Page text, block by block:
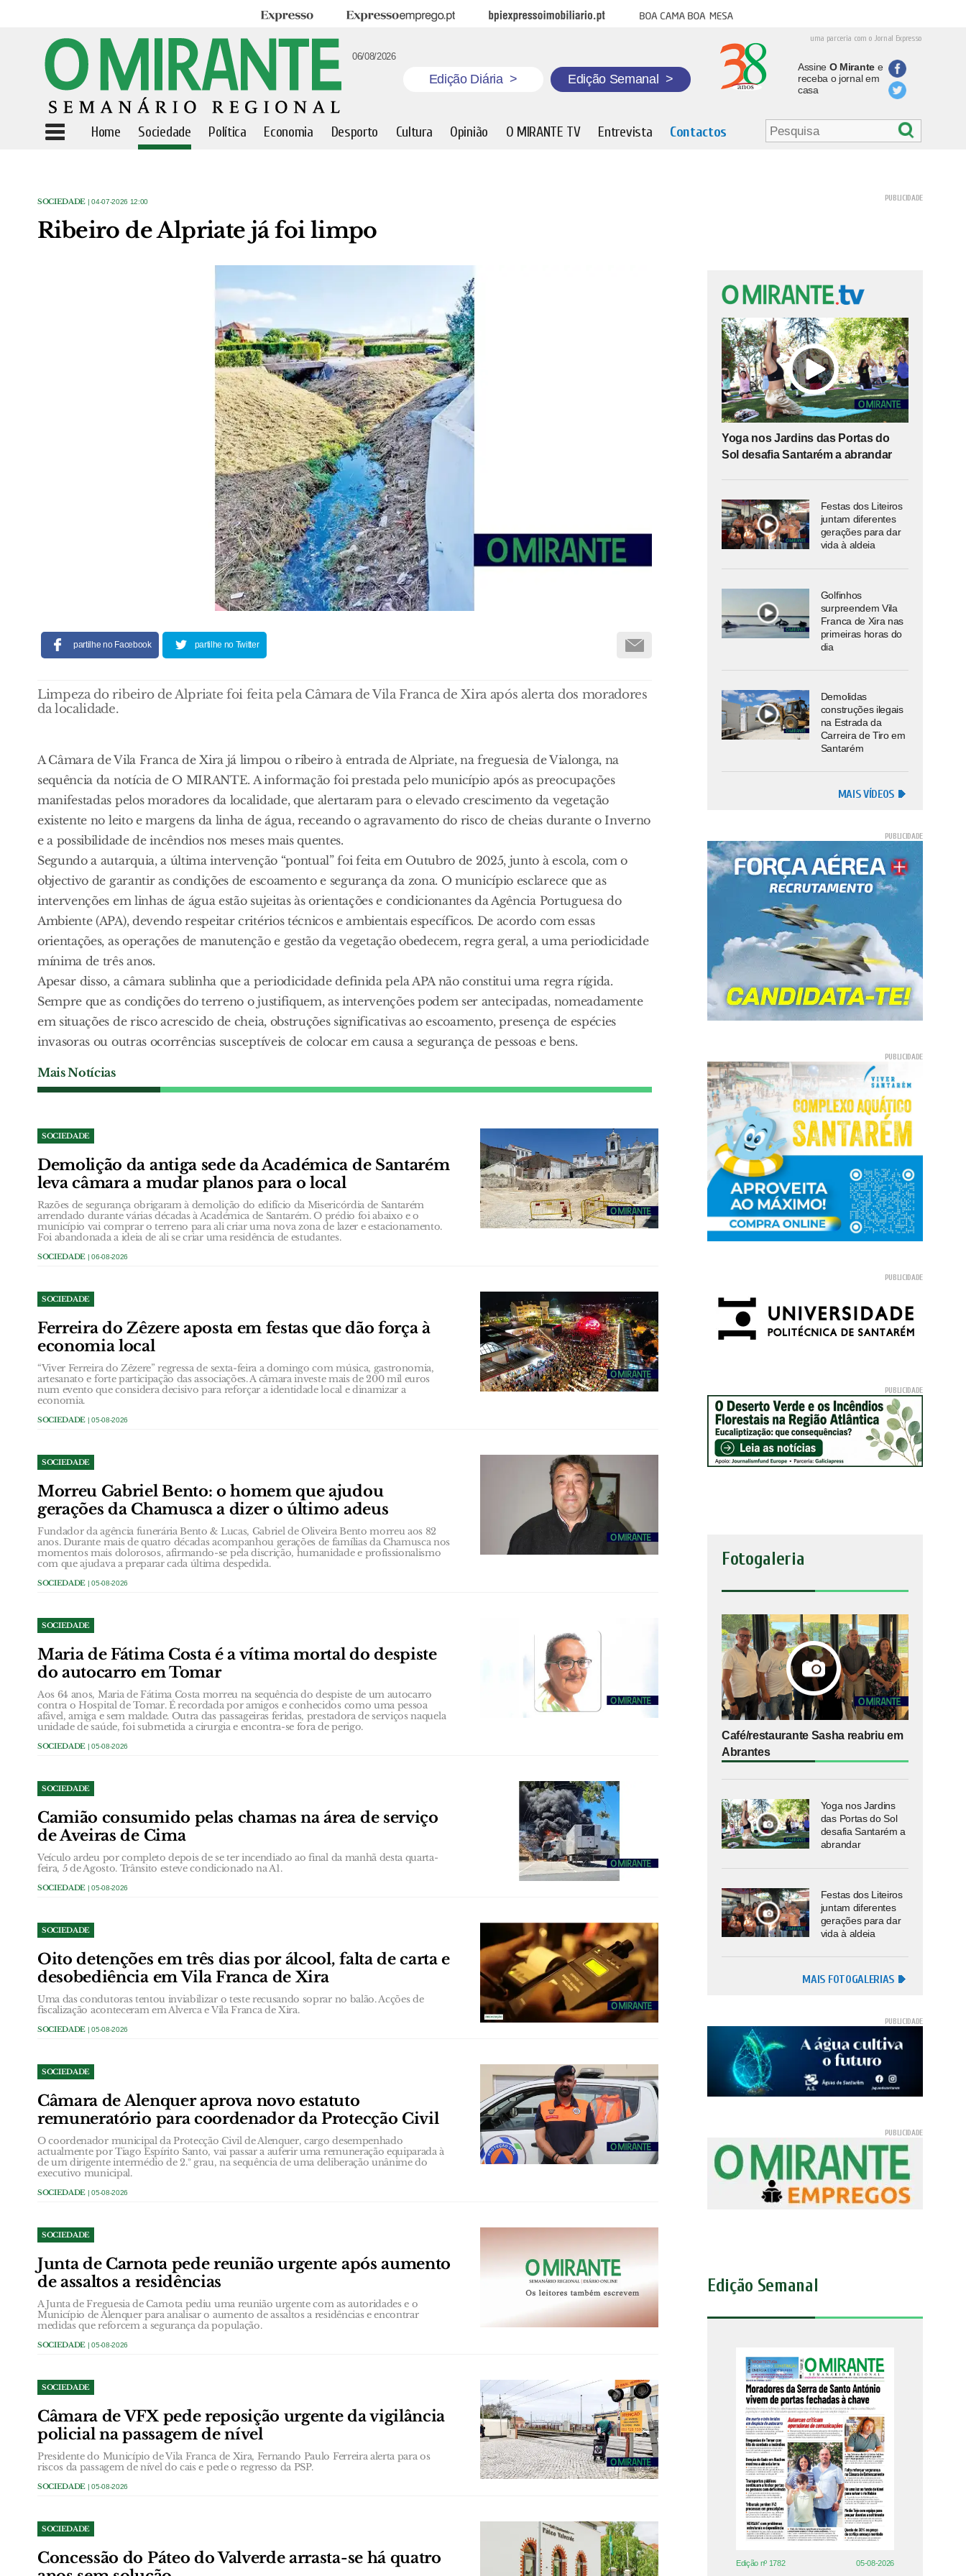
Expresso Expresso Emprego BPI Expresso Imobiliário Boa cama boa mesa
uma parceria com o Jornal Expresso
06/08/2026
Edição Diária > Edição Semanal >
Assine O Mirantee
receba o jornal em
casa
Home Sociedade Política Economia Desporto Cultura Opinião O MIRANTE TV Entrevista Contactos
SOCIEDADE | 04-07-2026 12:00
Ribeiro de Alpriate já foi limpo
partilhe no Facebook partilhe no Twitter
Limpeza do ribeiro de Alpriate foi feita pela Câmara de Vila Franca de Xira após alerta dos moradores
da localidade.
A Câmara de Vila Franca de Xira já limpou o ribeiro à entrada de Alpriate, na freguesia de Vialonga, na
sequência da notícia de O MIRANTE. A informação foi prestada pelo município após as preocupações
manifestadas pelos moradores da localidade, que alertaram para o elevado crescimento da vegetação
existente no leito e margens da linha de água, receando o agravamento do risco de cheias durante o Inverno
e a possibilidade de incêndios nos meses mais quentes.
Segundo a autarquia, a última intervenção “pontual” foi feita em Outubro de 2025, junto à escola, com o
objectivo de garantir as condições de escoamento e segurança da zona. O município esclarece que as
intervenções em linhas de água estão sujeitas às orientações e condicionantes da Agência Portuguesa do
Ambiente (APA), devendo respeitar critérios técnicos e ambientais específicos. De acordo com essas
orientações, as operações de manutenção e gestão da vegetação obedecem, regra geral, a uma periodicidade
mínima de três anos.
Apesar disso, a câmara sublinha que a periodicidade definida pela APA não constitui uma regra rígida.
Sempre que as condições do terreno o justifiquem, as intervenções podem ser antecipadas, nomeadamente
em situações de risco acrescido de cheia, obstruções significativas ao escoamento, presença de espécies
invasoras ou outras ocorrências susceptíveis de colocar em causa a segurança de pessoas e bens.
Mais Notícias
SOCIEDADE
Demolição da antiga sede da Académica de Santarém
leva câmara a mudar planos para o local
Razões de segurança obrigaram à demolição do edifício da Misericórdia de Santarém
arrendado durante várias décadas à Académica de Santarém. O prédio foi abaixo e o
município vai comprar o terreno para ali criar uma nova zona de lazer e estacionamento.
Foi abandonada a ideia de ali se criar uma residência de estudantes.
SOCIEDADE | 06-08-2026
SOCIEDADE
Ferreira do Zêzere aposta em festas que dão força à
economia local
“Viver Ferreira do Zêzere” regressa de sexta-feira a domingo com música, gastronomia,
artesanato e forte participação das associações. A câmara investe mais de 200 mil euros
num evento que considera decisivo para reforçar a identidade local e dinamizar a
economia.
SOCIEDADE | 05-08-2026
SOCIEDADE
Morreu Gabriel Bento: o homem que ajudou
gerações da Chamusca a dizer o último adeus
Fundador da agência funerária Bento & Lucas, Gabriel de Oliveira Bento morreu aos 82
anos. Durante mais de quatro décadas acompanhou gerações de famílias da Chamusca nos
momentos mais dolorosos, afirmando-se pela discrição, humanidade e profissionalismo
com que ajudava a preparar cada última despedida.
SOCIEDADE | 05-08-2026
SOCIEDADE
Maria de Fátima Costa é a vítima mortal do despiste
do autocarro em Tomar
Aos 64 anos, Maria de Fátima Costa morreu na sequência do despiste de um autocarro
contra o Hospital de Tomar. É recordada por amigos e conhecidos como uma pessoa
afável, amiga e sem maldade. Outra das passageiras feridas, prestadora de serviços naquela
unidade de saúde, foi submetida a cirurgia e encontra-se fora de perigo.
SOCIEDADE | 05-08-2026
SOCIEDADE
Camião consumido pelas chamas na área de serviço
de Aveiras de Cima
Veículo ardeu por completo depois de se ter incendiado ao final da manhã desta quarta-
feira, 5 de Agosto. Trânsito esteve condicionado na A1.
SOCIEDADE | 05-08-2026
SOCIEDADE
Oito detenções em três dias por álcool, falta de carta e
desobediência em Vila Franca de Xira
Uma das condutoras tentou inviabilizar o teste recusando soprar no balão. Acções de
fiscalização aconteceram em Alverca e Vila Franca de Xira.
SOCIEDADE | 05-08-2026
SOCIEDADE
Câmara de Alenquer aprova novo estatuto
remuneratório para coordenador da Protecção Civil
O coordenador municipal da Protecção Civil de Alenquer, cargo desempenhado
actualmente por Tiago Espírito Santo, vai passar a auferir uma remuneração equiparada à
de um dirigente intermédio de 2.º grau, na sequência de uma deliberação unânime do
executivo municipal.
SOCIEDADE | 05-08-2026
SOCIEDADE
Junta de Carnota pede reunião urgente após aumento
de assaltos a residências
A Junta de Freguesia de Carnota pediu uma reunião urgente com as autoridades e o
Município de Alenquer para analisar o aumento de assaltos a residências e encontrar
medidas que reforcem a segurança da população.
SOCIEDADE | 05-08-2026
SOCIEDADE
Câmara de VFX pede reposição urgente da vigilância
policial na passagem de nível
Presidente do Município de Vila Franca de Xira, Fernando Paulo Ferreira alerta para os
riscos da passagem de nível do cais e pede o regresso da PSP.
SOCIEDADE | 05-08-2026
SOCIEDADE
Concessão do Páteo do Valverde arrasta-se há quatro
Yoga nos Jardins das Portas do
Sol desafia Santarém a abrandar
Festas dos Liteiros
juntam diferentes
gerações para dar
vida à aldeia
Golfinhos
surpreendem Vila
Franca de Xira nas
primeiras horas do
dia
Demolidas
construções ilegais
na Estrada da
Carreira de Tiro em
Santarém
MAIS VÍDEOS
Fotogaleria
Café/restaurante Sasha reabriu em
Abrantes
Yoga nos Jardins
das Portas do Sol
desafia Santarém a
abrandar
Festas dos Liteiros
juntam diferentes
gerações para dar
vida à aldeia
MAIS FOTOGALERIAS
Edição Semanal
Edição nº 1782 05-08-2026